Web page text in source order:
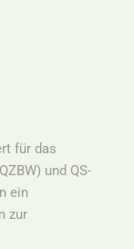
für das
und QS-
ein
zur